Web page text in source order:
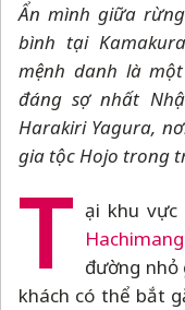
Ẩn mình giữa
bình tại
mệnh danh là
đáng sợ nhất
Harakiri Yagura,
gia tộc Hojo trong
T ại khu vực
đường nhỏ
khách có thể bắt